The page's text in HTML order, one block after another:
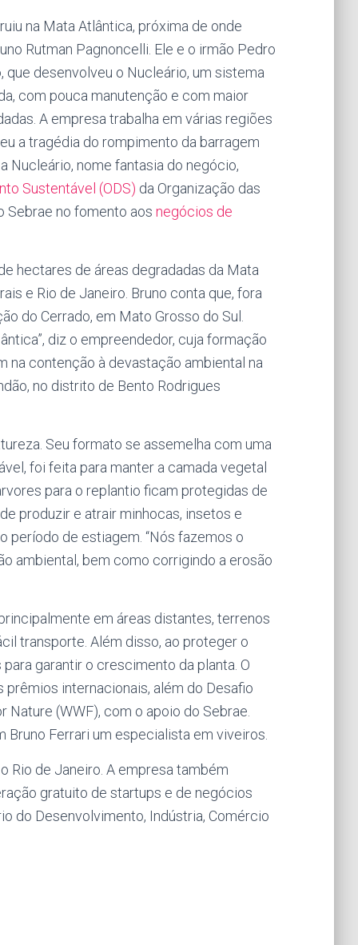
na Mata Atlântica, próxima de onde
Rutman Pagnoncelli. Ele e o irmão Pedro
desenvolveu o Nucleário, um sistema
com pouca manutenção e com maior
A empresa trabalha em várias regiões
a tragédia do rompimento da barragem
Nucleário, nome fantasia do negócio,
Sustentável (ODS) da Organização das
Sebrae no fomento aos negócios de
hectares de áreas degradadas da Mata
e Rio de Janeiro. Bruno conta que, fora
do Cerrado, em Mato Grosso do Sul.
diz o empreendedor, cuja formação
na contenção à devastação ambiental na
no distrito de Bento Rodrigues
Seu formato se assemelha com uma
foi feita para manter a camada vegetal
para o replantio ficam protegidas de
produzir e atrair minhocas, insetos e
período de estiagem. “Nós fazemos o
ambiental, bem como corrigindo a erosão
em áreas distantes, terrenos
transporte. Além disso, ao proteger o
garantir o crescimento da planta. O
internacionais, além do Desafio
(WWF), com o apoio do Sebrae.
Ferrari um especialista em viveiros.
Rio de Janeiro. A empresa também
gratuito de startups e de negócios
do Desenvolvimento, Indústria, Comércio